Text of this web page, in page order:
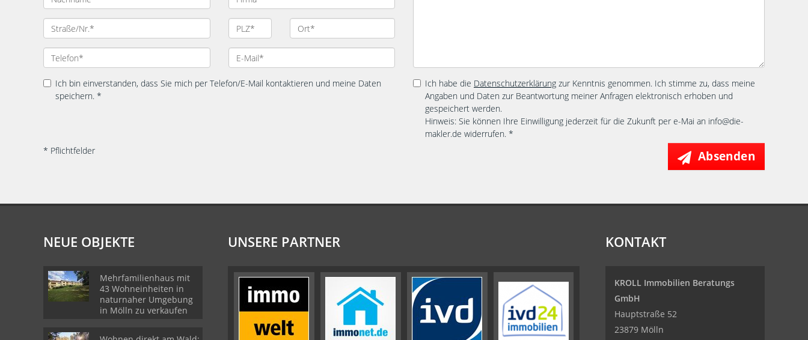
Ich bin einverstanden, dass Sie mich per Telefon/E-Mail kontaktieren und meine Daten
speichern. *
Ich habe die Datenschutzerklärung zur Kenntnis genommen. Ich stimme zu, dass meine
Angaben und Daten zur Beantwortung meiner Anfragen elektronisch erhoben und
gespeichert werden.
Hinweis: Sie können Ihre Einwilligung jederzeit für die Zukunft per e-Mai an info@die-
makler.de widerrufen. *
* Pflichtfelder
Absenden
NEUE OBJEKTE
Mehrfamilienhaus mit
43 Wohneinheiten in
naturnaher Umgebung
in Mölln zu verkaufen
UNSERE PARTNER KONTAKT
KROLL Immobilien Beratungs
GmbH
Hauptstraße 52
23879 Mölln